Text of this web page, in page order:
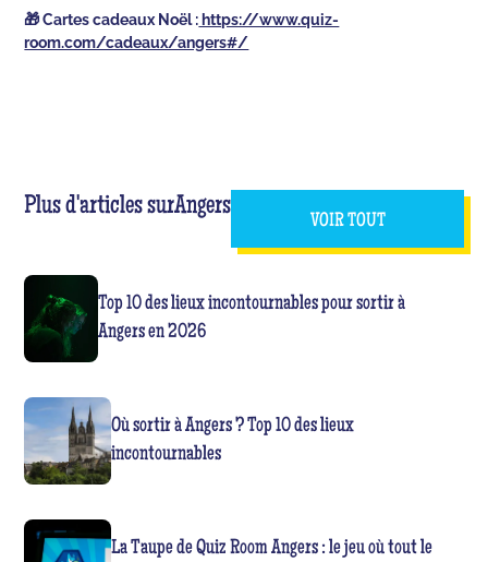
🎁 Cartes cadeaux Noël :https://www.quiz-
room.com/cadeaux/angers#/
Plus d'articles surAngers
VOIR TOUT
Top 10 des lieux incontournables pour sortir à
Angers en 2026
Où sortir à Angers ? Top 10 des lieux
incontournables
La Taupe de Quiz Room Angers : le jeu où tout le